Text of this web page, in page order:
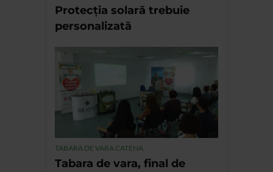
Protecția solară trebuie
personalizată
TABARA DE VARA CATENA
Tabara de vara, final de